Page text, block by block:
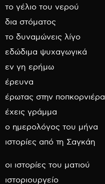
το γέλιο του νερού
δια στόματος
το δυναμώνεις λίγο
εδώδιμα ψυχαγωγικά
εν γη ερήμω
έρευνα
έρωτας στην ποπκορνιέρα
έχεις γράμμα
ο ημερολόγος του μήνα
ιστορίες από τη Σαγκάη
οι ιστορίες του ματιού
ιστοριουργείο